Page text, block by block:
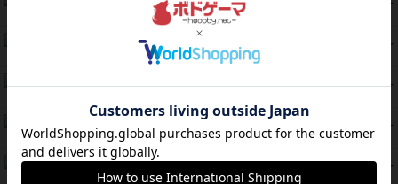
PT
1件の投稿
PT
ドブル：ポケットモンスター
4件の投稿
118 PT
94 PT
ファースト・イン・フライト
紹介文あり 3件の投稿
88 PT
ダイススローン
紹介文なし 1件の投稿